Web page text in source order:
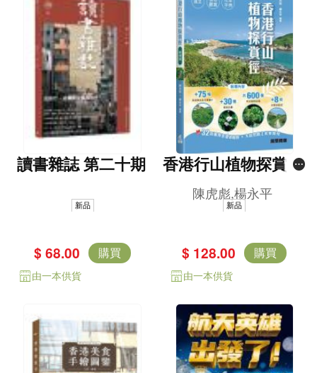
讀書雜誌 第二十期
新品
$ 68.00 購買
由一本供貨
香港行山植物探賞徑
（新修版）
陳虎彪,楊永平
新品
$ 128.00 購買
由一本供貨